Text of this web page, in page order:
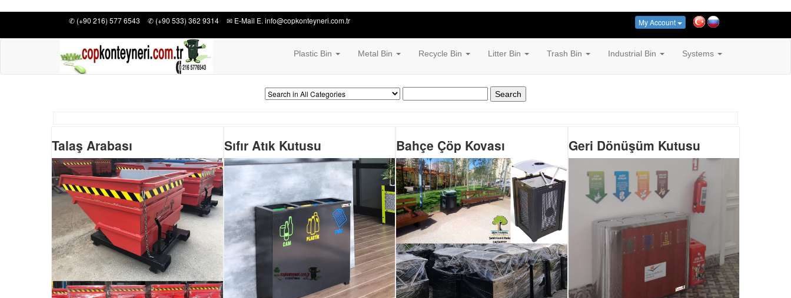
✆ (+90 216) 577 6543 ✆ (+90 533) 362 9314 ✉ E-Mail E. info@copkonteyneri.com.tr My Account
Plastic Bin Metal Bin Recycle Bin Litter Bin Trash Bin Industrial Bin Systems
Search
Talaş Arabası Sıfır Atık Kutusu Bahçe Çöp Kovası Geri Dönüşüm Kutusu